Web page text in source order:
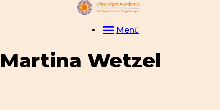
Menü
Martina Wetzel